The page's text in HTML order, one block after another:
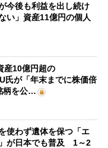
今後も利益を出し続け
い」資産11億円の個人
産10億円超の
氏が「年末までに株価倍
柄を公…
使わず遺体を保つ「エ
が日本でも普及 1～2